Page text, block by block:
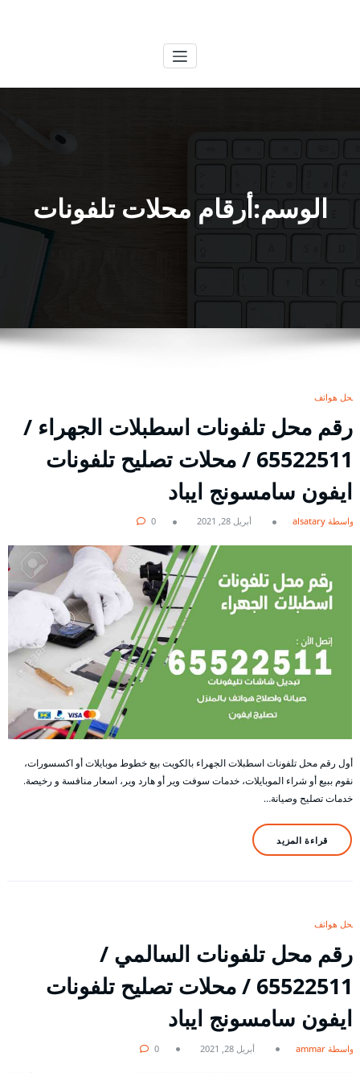
الوسم:أرقام محلات تلفونات
محل هواتف
رقم محل تلفونات اسطبلات الجهراء /
65522511 / محلات تصليح تلفونات
ايفون سامسونج ايباد
بواسطة alsatary أبريل 28, 2021 0
أول رقم محل تلفونات اسطبلات الجهراء بالكويت بيع خطوط موبايلات أو اكسسورات،
نقوم ببيع أو شراء الموبايلات، خدمات سوفت وير أو هارد وير، اسعار منافسة و رخيصة.
خدمات تصليح وصيانة…
قراءة المزيد
محل هواتف
رقم محل تلفونات السالمي /
65522511 / محلات تصليح تلفونات
ايفون سامسونج ايباد
بواسطة ammar أبريل 28, 2021 0